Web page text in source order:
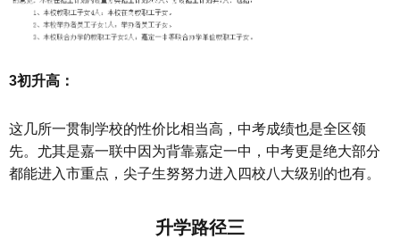
3初升高：
这几所一贯制学校的性价比相当高，中考成绩也是全区领
先。尤其是嘉一联中因为背靠嘉定一中，中考更是绝大部分
都能进入市重点，尖子生努努力进入四校八大级别的也有。
升学路径三